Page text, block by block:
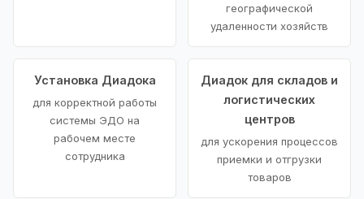
географической
удаленности хозяйств
Установка Диадока
для корректной работы
системы ЭДО на
рабочем месте
сотрудника
Диадок для складов и
логистических
центров
для ускорения процессов
приемки и отгрузки
товаров